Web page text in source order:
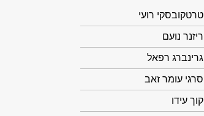
טרטקובסקי רועי
ריזנר נועם
גרינברג רפאל
סרגי עומר זאב
קוך עידו